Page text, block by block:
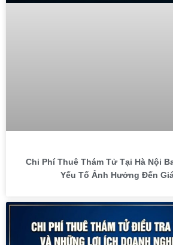
Chi Phí Thuê Thám Tử Tại Hà Nội
Yếu Tố Ảnh Hưởng Đến